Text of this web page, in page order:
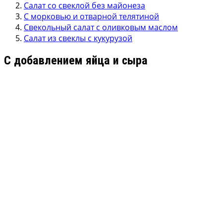
Салат со свеклой без майонеза
С морковью и отварной телятиной
Свекольный салат с оливковым маслом
Салат из свеклы с кукурузой
С добавлением яйца и сыра